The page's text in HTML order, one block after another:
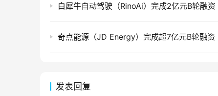
白犀牛自动驾驶（RinoAi）完成2亿元B轮融资
奇点能源（JD Energy）完成超7亿元B轮融资
发表回复